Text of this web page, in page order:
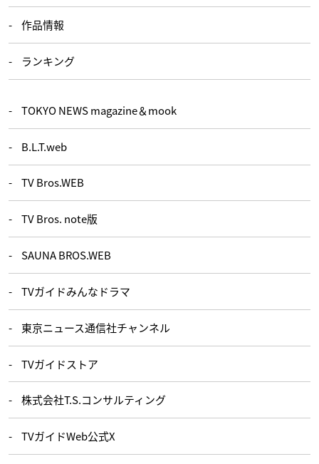
作品情報
ランキング
TOKYO NEWS magazine＆mook
B.L.T.web
TV Bros.WEB
TV Bros. note版
SAUNA BROS.WEB
TVガイドみんなドラマ
東京ニュース通信社チャンネル
TVガイドストア
株式会社T.S.コンサルティング
TVガイドWeb公式X